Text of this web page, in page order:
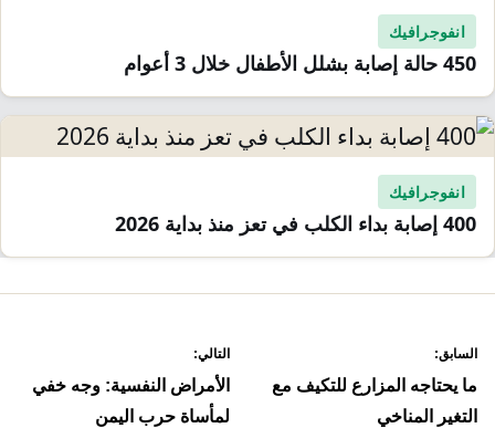
انفوجرافيك
450 حالة إصابة بشلل الأطفال خلال 3 أعوام
انفوجرافيك
400 إصابة بداء الكلب في تعز منذ بداية 2026
المقالات
السابق:
ما يحتاجه المزارع للتكيف مع
التغير المناخي
التالي:
الأمراض النفسية: وجه خفي
لمأساة حرب اليمن